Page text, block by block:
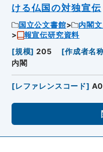
ける仏国の対独宣伝
国立公文書館 内閣
報宣伝研究資料
[規模] 205 [作成者名
内閣
[レファレンスコード]